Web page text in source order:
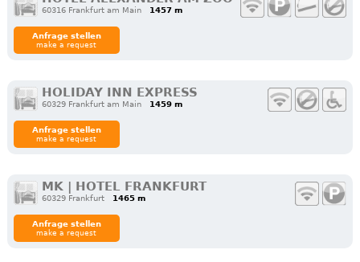
60316 Frankfurt am Main 1457 m
Anfrage stellen
make a request
HOLIDAY INN EXPRESS
60329 Frankfurt am Main 1459 m
Anfrage stellen
make a request
MK | HOTEL FRANKFURT
60329 Frankfurt 1465 m
Anfrage stellen
make a request